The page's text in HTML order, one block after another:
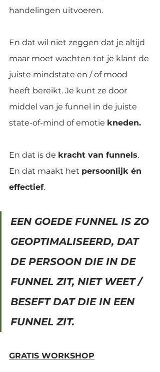
handelingen uitvoeren.
En dat wil niet zeggen dat je altijd
maar moet wachten tot je klant de
juiste mindstate en / of mood
heeft bereikt. Je kunt ze door
middel van je funnel in de juiste
state-of-mind of emotie kneden.
En dat is de kracht van funnels.
En dat maakt het persoonlijk én
effectief.
EEN GOEDE FUNNEL IS ZO
GEOPTIMALISEERD, DAT
DE PERSOON DIE IN DE
FUNNEL ZIT, NIET WEET /
BESEFT DAT DIE IN EEN
FUNNEL ZIT.
GRATIS WORKSHOP